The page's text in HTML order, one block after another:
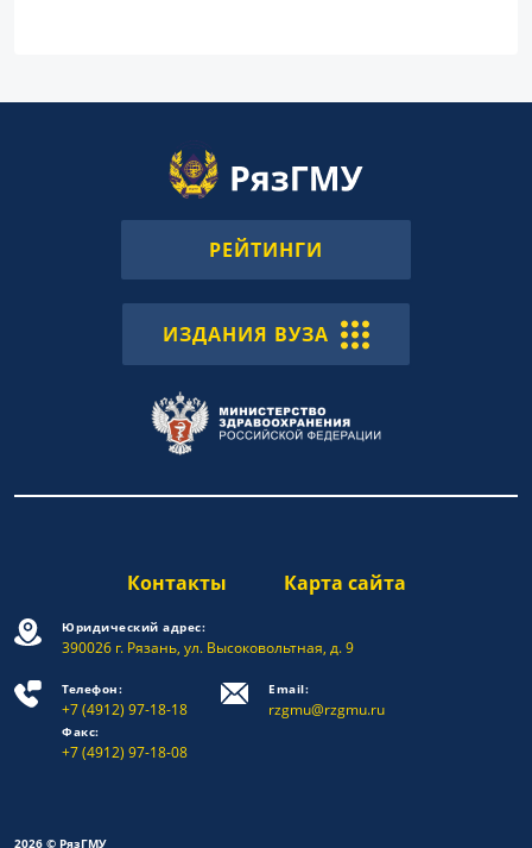
РЕЙТИНГИ
ИЗДАНИЯ ВУЗА
Контакты Карта сайта
Юридический адрес:
390026 г. Рязань, ул. Высоковольтная, д. 9
Телефон:
+7 (4912) 97-18-18
Факс:
+7 (4912) 97-18-08
Email:
rzgmu@rzgmu.ru
2026 © РязГМУ